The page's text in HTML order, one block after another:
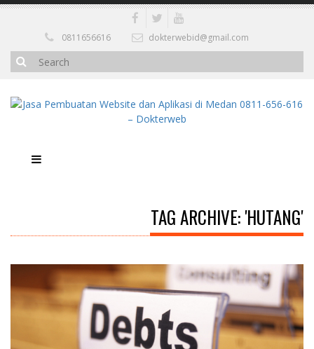
0811656616 dokterwebid@gmail.com
TAG ARCHIVE: 'HUTANG'